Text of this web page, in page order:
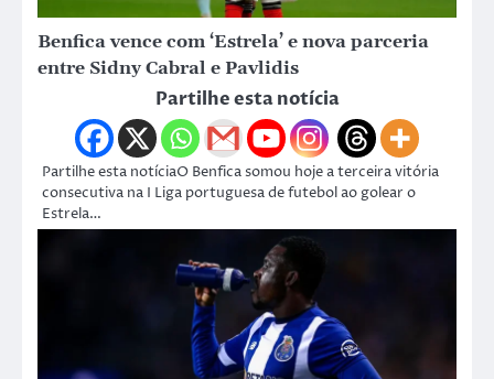
Benfica vence com ‘Estrela’ e nova parceria
entre Sidny Cabral e Pavlidis
Partilhe esta notícia
Partilhe esta notíciaO Benfica somou hoje a terceira vitória
consecutiva na I Liga portuguesa de futebol ao golear o
Estrela…